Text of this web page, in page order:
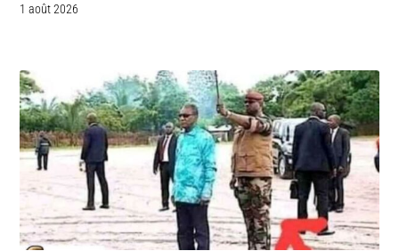
1 août 2026